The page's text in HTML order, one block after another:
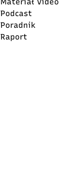
Podcast
Poradnik
Raport